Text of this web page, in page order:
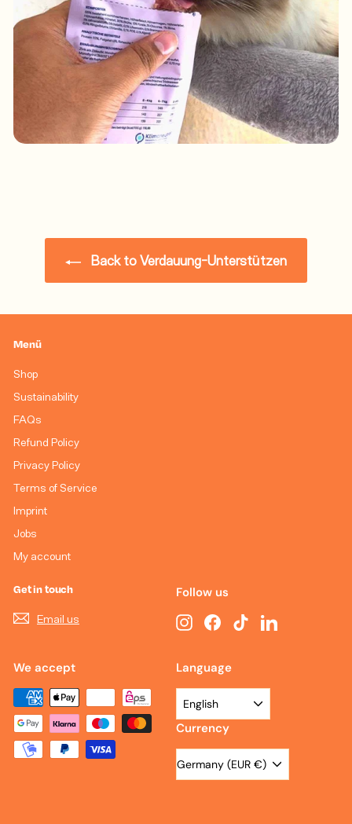
Back to Verdauung-Unterstützen
Menü
Shop
Sustainability
FAQs
Refund Policy
Privacy Policy
Terms of Service
Imprint
Jobs
My account
Get in touch
Email us
Follow us
InstagramFacebookTikTokLinkedIn
We accept Language
English
Currency
Germany (EUR €)